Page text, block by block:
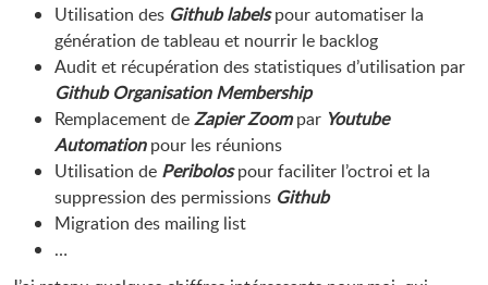
Utilisation des Github labelspour automatiser la
génération de tableau et nourrir le backlog
Audit et récupération des statistiques d’utilisation par
Github Organisation Membership
Remplacement deZapier Zoompar Youtube
Automationpour les réunions
Utilisation de Peribolospour faciliter l’octroi et la
suppression des permissions Github
Migration des mailing list
…